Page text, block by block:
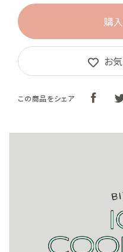
購
お
この商品をシェア